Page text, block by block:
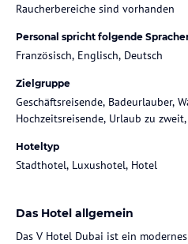
Raucherbereiche sind vorhanden
Personal spricht folgende
Französisch, Englisch, Deutsch
Zielgruppe
Geschäftsreisende, Badeurlauber,
Hochzeitsreisende, Urlaub zu
Hoteltyp
Stadthotel, Luxushotel, Hotel
Das Hotel allgemein
Das V Hotel Dubai ist ein